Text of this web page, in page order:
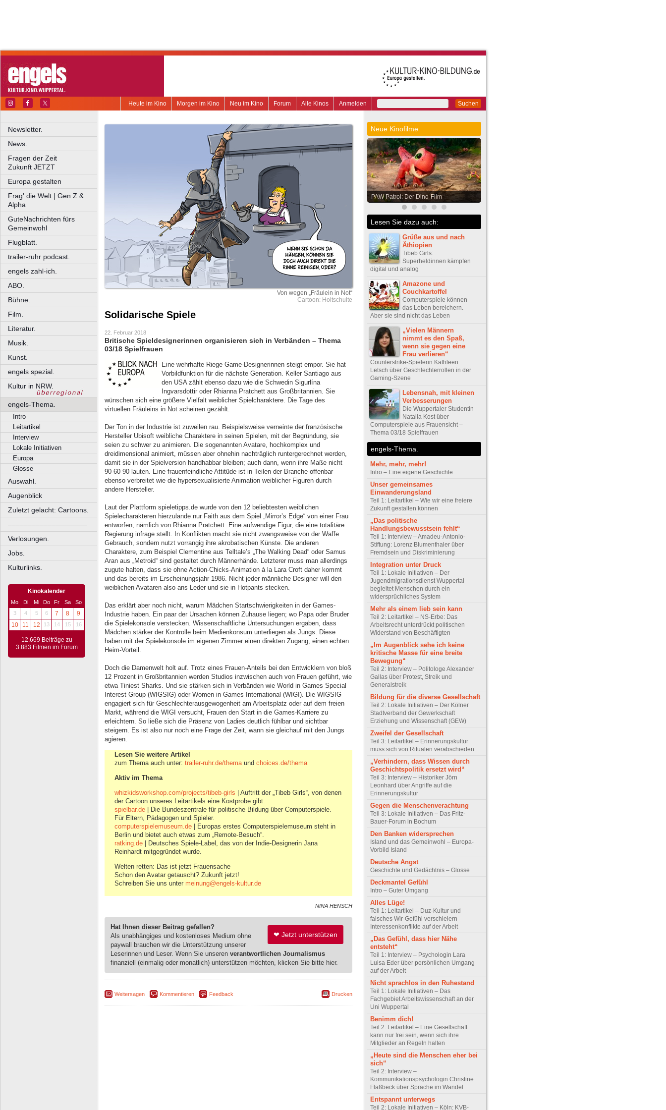
Suchen
Anmelden
Alle Kinos
Forum
Neu im Kino
Morgen im Kino
Heute im Kino
Newsletter.
News.
Fragen der Zeit
Zukunft JETZT
Europa gestalten
Frag' die Welt | Gen Z &
Alpha
GuteNachrichten fürs
Gemeinwohl
Flugblatt.
trailer-ruhr podcast.
engels zahl-ich.
ABO.
Bühne.
Film.
Literatur.
Musik.
Kunst.
engels spezial.
Kultur in NRW.
engels-Thema.
Intro
Leitartikel
Interview
Lokale Initiativen
Europa
Glosse
Auswahl.
Augenblick
Zuletzt gelacht: Cartoons.
––––––––––––––––––––
Verlosungen.
Jobs.
Kulturlinks.
Kinokalender
Mo Di Mi Do Fr Sa
So
3
4 5 6 7 8
9
10
11 12 13 14 15 16
12.669 Beiträge zu
3.883 Filmen im Forum
Von wegen „Fräulein in Not“
Cartoon: Holtschulte
Solidarische Spiele
22. Februar 2018
Britische Spieldesignerinnen organisieren sich in Verbänden – Thema
03/18 Spielfrauen
Eine wehrhafte Riege Game-Designerinnen steigt empor. Sie hat
Vorbildfunktion für die nächste Generation. Keller Santiago aus
den USA zählt ebenso dazu wie die Schwedin Sigurlína
Ingvarsdottir oder Rhianna Pratchett aus Großbritannien. Sie
wünschen sich eine größere Vielfalt weiblicher Spielcharaktere. Die Tage des
virtuellen Fräuleins in Not scheinen gezählt.
Der Ton in der Industrie ist zuweilen rau. Beispielsweise verneinte der französische
Hersteller Ubisoft weibliche Charaktere in seinen Spielen, mit der Begründung, sie
seien zu schwer zu animieren. Die sogenannten Avatare, hochkomplex und
dreidimensional animiert, müssen aber ohnehin nachträglich runtergerechnet werden,
damit sie in der Spielversion handhabbar bleiben; auch dann, wenn ihre Maße nicht
90-60-90 lauten. Eine frauenfeindliche Attitüde ist in Teilen der Branche offenbar
ebenso verbreitet wie die hypersexualisierte Animation weiblicher Figuren durch
andere Hersteller.
Laut der Plattform spieletipps.de wurde von den 12 beliebtesten weiblichen
Spielecharakteren hierzulande nur Faith aus dem Spiel „Mirror’s Edge“ von einer Frau
entworfen, nämlich von Rhianna Pratchett. Eine aufwendige Figur, die eine totalitäre
Regierung infrage stellt. In Konflikten macht sie nicht zwangsweise von der Waffe
Gebrauch, sondern nutzt vorrangig ihre akrobatischen Künste. Die anderen
Charaktere, zum Beispiel Clementine aus Telltale’s „The Walking Dead“ oder Samus
Aran aus „Metroid“ sind gestaltet durch Männerhände. Letzterer muss man allerdings
zugute halten, dass sie ohne Action-Chicks-Animation à la Lara Croft daher kommt
und das bereits im Erscheinungsjahr 1986. Nicht jeder männliche Designer will den
weiblichen Avataren also ans Leder und sie in Hotpants stecken.
Das erklärt aber noch nicht, warum Mädchen Startschwierigkeiten in der Games-
Industrie haben. Ein paar der Ursachen können Zuhause liegen; wo Papa oder Bruder
die Spielekonsole verstecken. Wissenschaftliche Untersuchungen ergaben, dass
Mädchen stärker der Kontrolle beim Medienkonsum unterliegen als Jungs. Diese
haben mit der Spielekonsole im eigenen Zimmer einen direkten Zugang, einen echten
Heim-Vorteil.
Doch die Damenwelt holt auf. Trotz eines Frauen-Anteils bei den Entwicklern von bloß
12 Prozent in Großbritannien werden Studios inzwischen auch von Frauen geführt, wie
etwa Tiniest Sharks. Und sie stärken sich in Verbänden wie World in Games Special
Interest Group (WIGSIG) oder Women in Games International (WIGI). Die WIGSIG
engagiert sich für Geschlechterausgewogenheit am Arbeitsplatz oder auf dem freien
Markt, während die WIGI versucht, Frauen den Start in die Games-Karriere zu
erleichtern. So ließe sich die Präsenz von Ladies deutlich fühlbar und sichtbar
steigern. Es ist also nur noch eine Frage der Zeit, wann sie gleichauf mit den Jungs
agieren.
Lesen Sie weitere Artikel
zum Thema auch unter: trailer-ruhr.de/thema und choices.de/thema
Aktiv im Thema
whizkidsworkshop.com/projects/tibeb-girls | Auftritt der „Tibeb Girls“, von denen
der Cartoon unseres Leitartikels eine Kostprobe gibt.
spielbar.de | Die Bundeszentrale für politische Bildung über Computerspiele.
Für Eltern, Pädagogen und Spieler.
computerspielemuseum.de | Europas erstes Computerspielemuseum steht in
Berlin und bietet auch etwas zum „Remote-Besuch“.
ratking.de | Deutsches Spiele-Label, das von der Indie-Designerin Jana
Reinhardt mitgegründet wurde.
Welten retten: Das ist jetzt Frauensache
Schon den Avatar getauscht? Zukunft jetzt!
Schreiben Sie uns unter meinung@engels-kultur.de
NINA HENSCH
❤ Jetzt unterstützen
Hat Ihnen dieser Beitrag gefallen?
Als unabhängiges und kostenloses Medium ohne
paywall brauchen wir die Unterstützung unserer
Leserinnen und Leser. Wenn Sie unseren verantwortlichen Journalismus
finanziell (einmalig oder monatlich) unterstützen möchten, klicken Sie bitte hier.
Weitersagen Kommentieren Feedback Drucken
Neue Kinofilme
PAW Patrol: Der Dino-Film
Lesen Sie dazu auch:
Grüße aus und nach
Äthiopien
Tibeb Girls:
Superheldinnen kämpfen
digital und analog
Amazone und
Couchkartoffel
Computerspiele können
das Leben bereichern.
Aber sie sind nicht das Leben
„Vielen Männern
nimmt es den Spaß,
wenn sie gegen eine
Frau verlieren“
Counterstrike-Spielerin Kathleen
Letsch über Geschlechterrollen in der
Gaming-Szene
Lebensnah, mit kleinen
Verbesserungen
Die Wuppertaler Studentin
Natalia Kost über
Computerspiele aus Frauensicht –
Thema 03/18 Spielfrauen
engels-Thema.
Mehr, mehr, mehr!
Intro – Eine eigene Geschichte
Unser gemeinsames
Einwanderungsland
Teil 1: Leitartikel – Wie wir eine freiere
Zukunft gestalten können
„Das politische
Handlungsbewusstsein fehlt“
Teil 1: Interview – Amadeu-Antonio-
Stiftung: Lorenz Blumenthaler über
Fremdsein und Diskriminierung
Integration unter Druck
Teil 1: Lokale Initiativen – Der
Jugendmigrationsdienst Wuppertal
begleitet Menschen durch ein
widersprüchliches System
Mehr als einem lieb sein kann
Teil 2: Leitartikel – NS-Erbe: Das
Arbeitsrecht unterdrückt politischen
Widerstand von Beschäftigten
„Im Augenblick sehe ich keine
kritische Masse für eine breite
Bewegung“
Teil 2: Interview – Politologe Alexander
Gallas über Protest, Streik und
Generalstreik
Bildung für die diverse Gesellschaft
Teil 2: Lokale Initiativen – Der Kölner
Stadtverband der Gewerkschaft
Erziehung und Wissenschaft (GEW)
Zweifel der Gesellschaft
Teil 3: Leitartikel – Erinnerungskultur
muss sich von Ritualen verabschieden
„Verhindern, dass Wissen durch
Geschichtspolitik ersetzt wird“
Teil 3: Interview – Historiker Jörn
Leonhard über Angriffe auf die
Erinnerungskultur
Gegen die Menschenverachtung
Teil 3: Lokale Initiativen – Das Fritz-
Bauer-Forum in Bochum
Den Banken widersprechen
Island und das Gemeinwohl – Europa-
Vorbild Island
Deutsche Angst
Geschichte und Gedächtnis – Glosse
Deckmantel Gefühl
Intro – Guter Umgang
Alles Lüge!
Teil 1: Leitartikel – Duz-Kultur und
falsches Wir-Gefühl verschleiern
Interessenkonflikte auf der Arbeit
„Das Gefühl, dass hier Nähe
entsteht“
Teil 1: Interview – Psychologin Lara
Luisa Eder über persönlichen Umgang
auf der Arbeit
Nicht sprachlos in den Ruhestand
Teil 1: Lokale Initiativen – Das
Fachgebiet Arbeitswissenschaft an der
Uni Wuppertal
Benimm dich!
Teil 2: Leitartikel – Eine Gesellschaft
kann nur frei sein, wenn sich ihre
Mitglieder an Regeln halten
„Heute sind die Menschen eher bei
sich“
Teil 2: Interview –
Kommunikationspsychologin Christine
Flaßbeck über Sprache im Wandel
Entspannt unterwegs
Teil 2: Lokale Initiativen – Köln: KVB-